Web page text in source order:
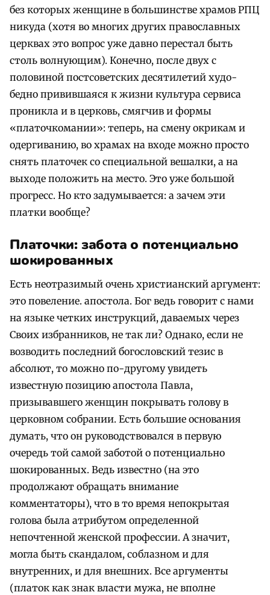
без которых женщине в большинстве храмов РПЦ
никуда (хотя во многих других православных
церквах это вопрос уже давно перестал быть
столь волнующим). Конечно, после двух с
половиной постсоветских десятилетий худо-
бедно привившаяся к жизни культура сервиса
проникла и в церковь, смягчив и формы
«платочкомании»: теперь, на смену окрикам и
одергиванию, во храмах на входе можно просто
снять платочек со специальной вешалки, а на
выходе положить на место. Это уже большой
прогресс. Но кто задумывается: а зачем эти
платки вообще?
Платочки: забота о потенциально
шокированных
Есть неотразимый очень христианский аргумент:
это повеление. апостола. Бог ведь говорит с нами
на языке четких инструкций, даваемых через
Своих избранников, не так ли? Однако, если не
возводить последний богословский тезис в
абсолют, то можно по-другому увидеть
известную позицию апостола Павла,
призывавшего женщин покрывать голову в
церковном собрании. Есть большие основания
думать, что он руководствовался в первую
очередь той самой заботой о потенциально
шокированных. Ведь известно (на это
продолжают обращать внимание
комментаторы), что в то время непокрытая
голова была атрибутом определенной
непочтенной женской профессии. А значит,
могла быть скандалом, соблазном и для
внутренних, и для внешних. Все аргументы
(платок как знак власти мужа, не вполне